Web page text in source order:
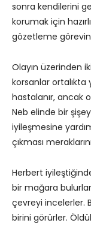
sonra kendilerini
korumak için
gözetleme
Olayın üzerinden
korsanlar ortalıkta
hastalanır, ancak
Neb elinde bir
iyileşmesine
çıkması
Herbert
bir mağara
çevreyi incelerler.
birini görürler.